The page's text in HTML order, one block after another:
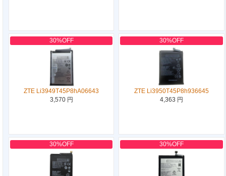
30%OFF
ZTE Li3949T45P8hA06643
3,570 円
30%OFF
ZTE Li3950T45P8h936645
4,363 円
30%OFF 30%OFF